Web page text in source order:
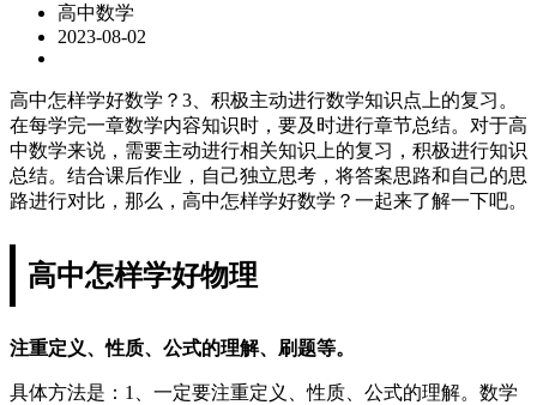
高中数学
2023-08-02
高中怎样学好数学？3、积极主动进行数学知识点上的复习。
在每学完一章数学内容知识时，要及时进行章节总结。对于高
中数学来说，需要主动进行相关知识上的复习，积极进行知识
总结。结合课后作业，自己独立思考，将答案思路和自己的思
路进行对比，那么，高中怎样学好数学？一起来了解一下吧。
高中怎样学好物理
注重定义、性质、公式的理解、刷题等。
具体方法是：1、一定要注重定义、性质、公式的理解。数学